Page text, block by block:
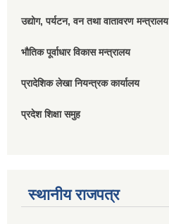
उद्योग, पर्यटन, वन तथा वातावरण मन्त्रालय
भौतिक पूर्वाधार विकास मन्त्रालय
प्रादेशिक लेखा नियन्त्रक कार्यालय
प्रदेश शिक्षा समुह
स्थानीय राजपत्र